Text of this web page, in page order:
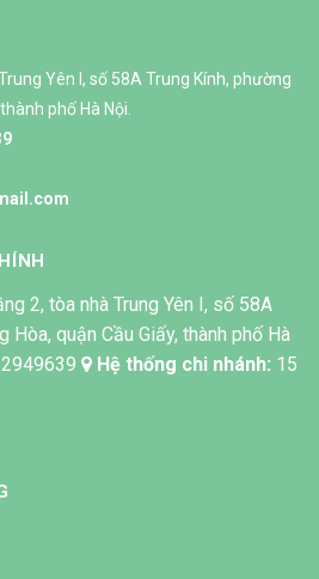
Yên I, số 58A Trung Kính, phường
phố Hà Nội.
2, tòa nhà Trung Yên I, số 58A
Hòa, quận Cầu Giấy, thành phố Hà
Hệ thống chi nhánh: 15